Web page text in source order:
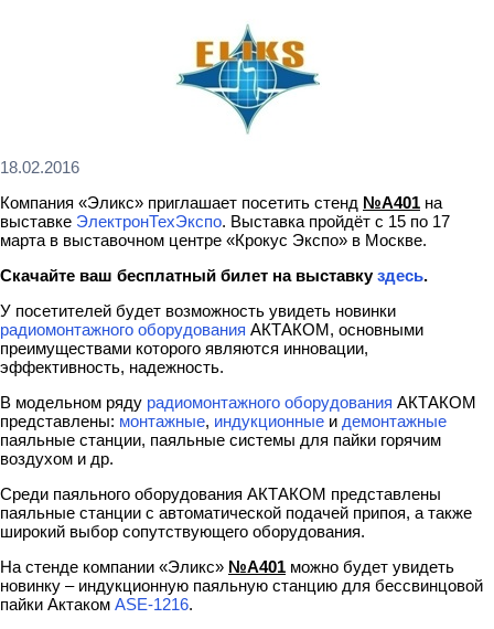
18.02.2016
Компания «Эликс» приглашает посетить стенд №А401 на
выставке ЭлектронТехЭкспо. Выставка пройдёт с 15 по 17
марта в выставочном центре «Крокус Экспо» в Москве.
Скачайте ваш бесплатный билет на выставкуздесь.
У посетителей будет возможность увидеть новинки
радиомонтажного оборудования АКТАКОМ, основными
преимуществами которого являются инновации,
эффективность, надежность.
В модельном ряду радиомонтажного оборудования АКТАКОМ
представлены: монтажные, индукционные и демонтажные
паяльные станции, паяльные системы для пайки горячим
воздухом и др.
Среди паяльного оборудования АКТАКОМ представлены
паяльные станции с автоматической подачей припоя, а также
широкий выбор сопутствующего оборудования.
На стенде компании «Эликс» №А401 можно будет увидеть
новинку – индукционную паяльную станцию для бессвинцовой
пайки Актаком ASE-1216.